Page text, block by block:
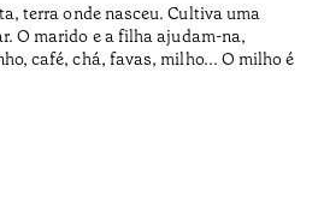
terra onde nasceu. Cultiva uma
O marido e a filha ajudam-na,
café, chá, favas, milho... O milho é